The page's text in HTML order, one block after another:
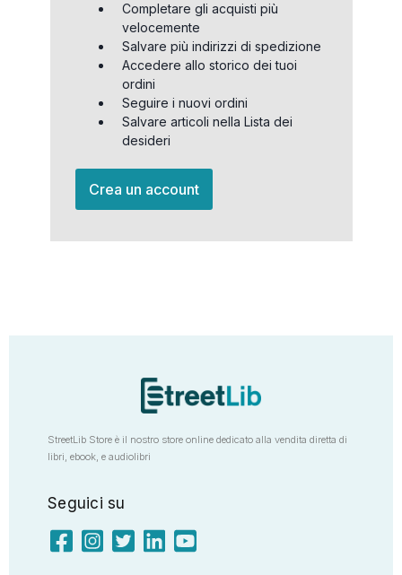
Completare gli acquisti più
velocemente
Salvare più indirizzi di spedizione
Accedere allo storico dei tuoi
ordini
Seguire i nuovi ordini
Salvare articoli nella Lista dei
desideri
Crea un account
StreetLib Store è il nostro store online dedicato alla vendita diretta di
libri, ebook, e audiolibri
Seguici su